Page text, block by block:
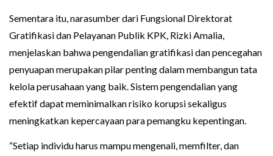
Sementara itu, narasumber dari Fungsional Direktorat
Gratifikasi dan Pelayanan Publik KPK, Rizki Amalia,
menjelaskan bahwa pengendalian gratifikasi dan pencegahan
penyuapan merupakan pilar penting dalam membangun tata
kelola perusahaan yang baik. Sistem pengendalian yang
efektif dapat meminimalkan risiko korupsi sekaligus
meningkatkan kepercayaan para pemangku kepentingan.
“Setiap individu harus mampu mengenali, memfilter, dan